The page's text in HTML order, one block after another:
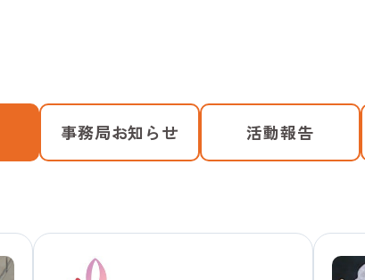
事務局お知らせ 活動報告